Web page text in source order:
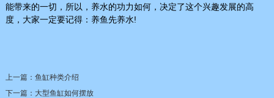
能带来的一切，所以，养水的功力如何，决定了这个兴趣发展的高
度，大家一定要记得：养鱼先养水!
上一篇： 鱼缸种类介绍
下一篇： 大型鱼缸如何摆放